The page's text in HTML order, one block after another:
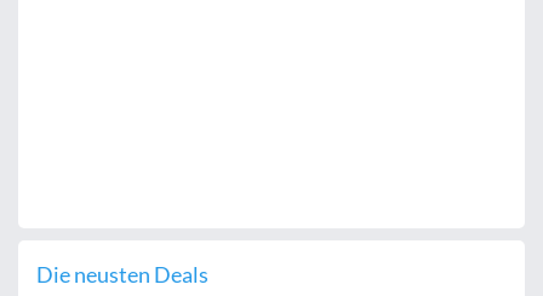
Die neusten Deals